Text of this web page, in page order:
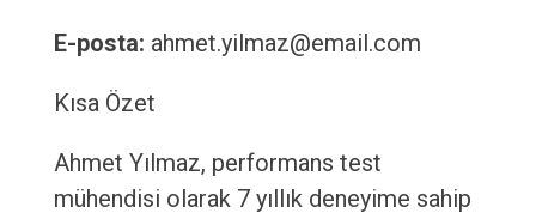
E-posta: ahmet.yilmaz@email.com
Kısa Özet
Ahmet Yılmaz, performans test
mühendisi olarak 7 yıllık deneyime sahip